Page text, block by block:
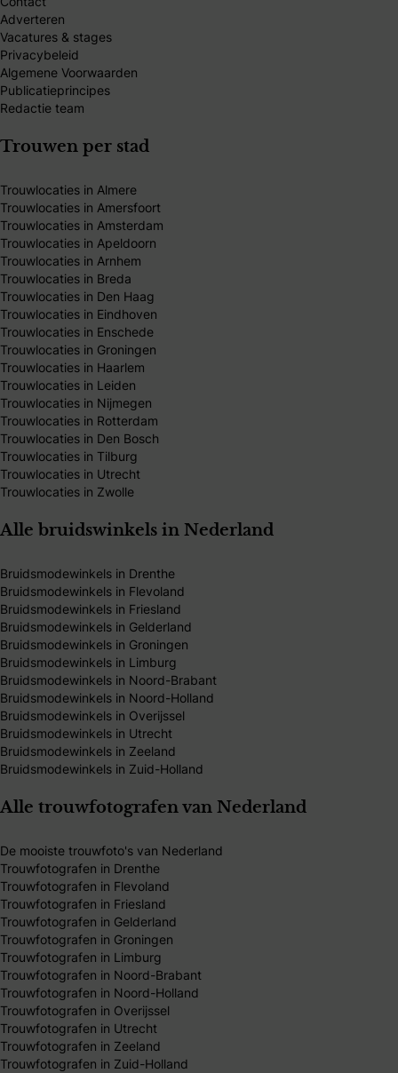
Adverteren
Vacatures & stages
Privacybeleid
Algemene Voorwaarden
Publicatieprincipes
Redactie team
Trouwen per stad
Trouwlocaties in Almere
Trouwlocaties in Amersfoort
Trouwlocaties in Amsterdam
Trouwlocaties in Apeldoorn
Trouwlocaties in Arnhem
Trouwlocaties in Breda
Trouwlocaties in Den Haag
Trouwlocaties in Eindhoven
Trouwlocaties in Enschede
Trouwlocaties in Groningen
Trouwlocaties in Haarlem
Trouwlocaties in Leiden
Trouwlocaties in Nijmegen
Trouwlocaties in Rotterdam
Trouwlocaties in Den Bosch
Trouwlocaties in Tilburg
Trouwlocaties in Utrecht
Trouwlocaties in Zwolle
Alle bruidswinkels in Nederland
Bruidsmodewinkels in Drenthe
Bruidsmodewinkels in Flevoland
Bruidsmodewinkels in Friesland
Bruidsmodewinkels in Gelderland
Bruidsmodewinkels in Groningen
Bruidsmodewinkels in Limburg
Bruidsmodewinkels in Noord-Brabant
Bruidsmodewinkels in Noord-Holland
Bruidsmodewinkels in Overijssel
Bruidsmodewinkels in Utrecht
Bruidsmodewinkels in Zeeland
Bruidsmodewinkels in Zuid-Holland
Alle trouwfotografen van Nederland
De mooiste trouwfoto's van Nederland
Trouwfotografen in Drenthe
Trouwfotografen in Flevoland
Trouwfotografen in Friesland
Trouwfotografen in Gelderland
Trouwfotografen in Groningen
Trouwfotografen in Limburg
Trouwfotografen in Noord-Brabant
Trouwfotografen in Noord-Holland
Trouwfotografen in Overijssel
Trouwfotografen in Utrecht
Trouwfotografen in Zeeland
Trouwfotografen in Zuid-Holland